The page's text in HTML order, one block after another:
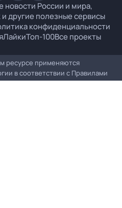
России и мира,
другие полезные сервисы
конфиденциальности
ЛайкиТоп-100Все проекты
ресурсе применяются
в соответствии с Правилами